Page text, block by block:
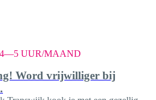
UUR/MAAND
Word vrijwilliger bij